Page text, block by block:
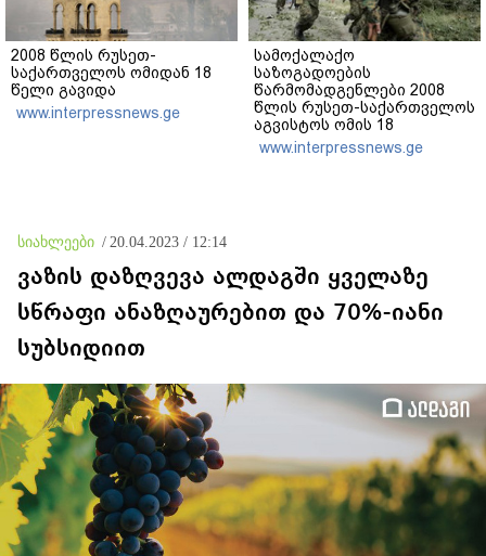
2008 წლის რუსეთ-
საქართველოს ომიდან 18
წელი გავიდა
www.interpressnews.ge
სამოქალაქო
საზოგადოების
წარმომადგენლები 2008
წლის რუსეთ-საქართველოს
აგვისტოს ომის 18
წლისთავთან
დაკავშირებით ერთობლივ
www.interpressnews.ge
სიახლეები / 20.04.2023 / 12:14
ვაზის დაზღვევა ალდაგში ყველაზე
სწრაფი ანაზღაურებით და 70%-იანი
სუბსიდიით